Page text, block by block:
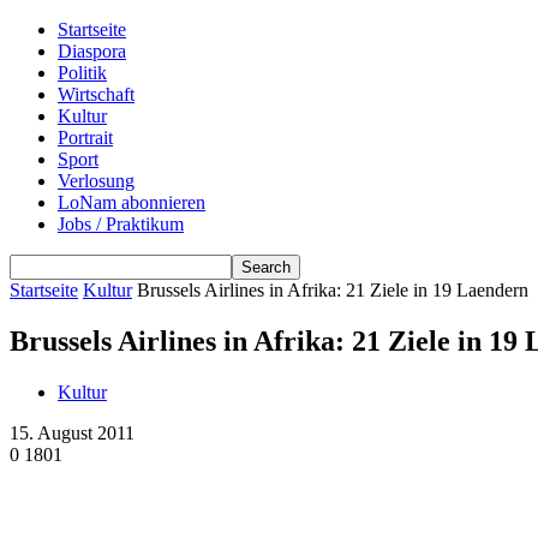
Startseite
Diaspora
Politik
Wirtschaft
Kultur
Portrait
Sport
Verlosung
LoNam abonnieren
Jobs / Praktikum
Startseite Kultur Brussels Airlines in Afrika: 21 Ziele in 19 Laendern
Brussels Airlines in Afrika: 21 Ziele in 19
Kultur
15. August 2011
0 1801